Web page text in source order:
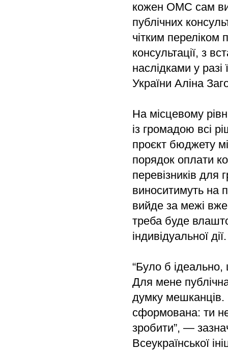
кожен ОМС сам
публічних
чітким переліком
консультації, з
наслідками у
України Аліна
На місцевому
із громадою всі
проєкт бюджету
порядок оплати
перевізників для
виноситимуть на
вийде за межі
треба буде
індивідуальної
“Було б
Для мене
думку
сформована: ти
зробити”, —
Всеукраїнської